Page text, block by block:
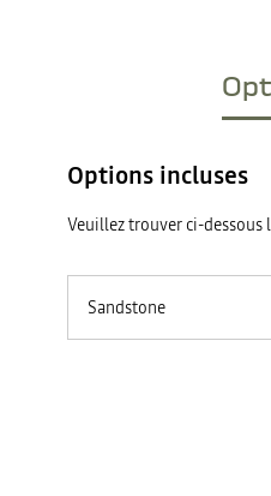
Options incluses
Veuillez trouver ci-dessous
Sandstone